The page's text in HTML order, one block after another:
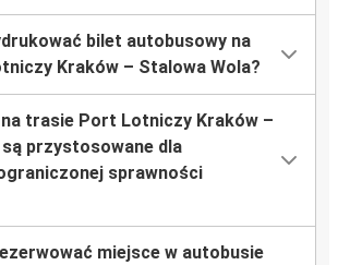
bilet autobusowy na
Kraków – Stalowa Wola?
trasie Port Lotniczy Kraków –
przystosowane dla
sprawności
miejsce w autobusie